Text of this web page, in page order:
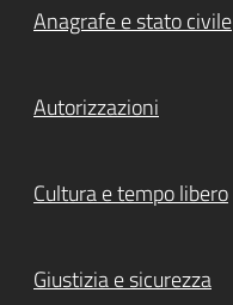
Anagrafe e stato civile
Autorizzazioni
Cultura e tempo libero
Giustizia e sicurezza